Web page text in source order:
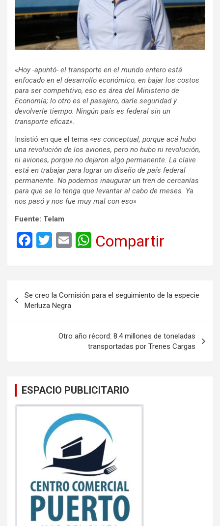
«Hoy -apuntó- el transporte en el mundo entero está
enfocado en el desarrollo económico, en bajar los costos
para ser competitivo, eso es área del Ministerio de
Economía; lo otro es el pasajero, darle seguridad y
devolverle tiempo. Ningún país es federal sin un
transporte eficaz».
Insistió en que el tema «es conceptual, porque acá hubo
una revolución de los aviones, pero no hubo ni revolución,
ni aviones, porque no dejaron algo permanente. La clave
está en trabajar para lograr un diseño de país federal
permanente. No podemos inaugurar un tren de cercanías
para que se lo tenga que levantar al cabo de meses. Ya
nos pasó y nos fue muy mal con eso»
Fuente: Telam
F
ce
o
o
T
tt
er
E
ail
W
at
A
p
p
Compartir
de
entradas
Se creo la Comisión para el seguimiento de la especie
Merluza Negra
Otro año récord: 8.4 millones de toneladas
transportadas por Trenes Cargas
ESPACIO PUBLICITARIO